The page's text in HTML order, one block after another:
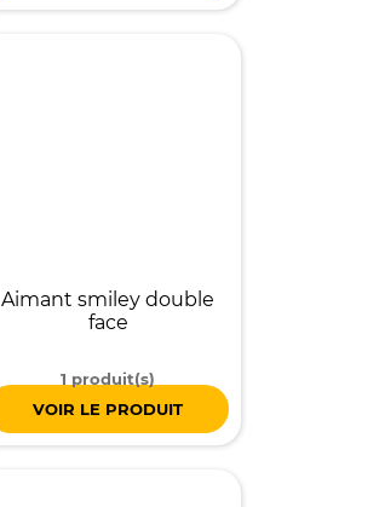
Aimant smiley double
face
1 produit(s)
VOIR LE PRODUIT